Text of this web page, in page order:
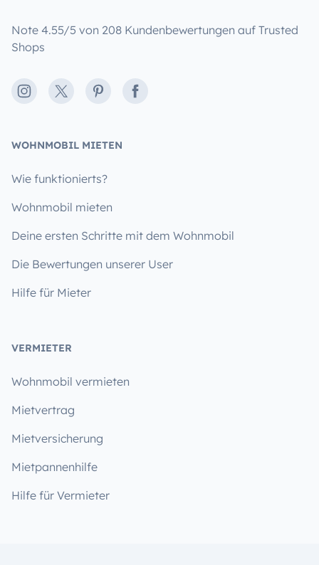
Note 4.55/5 von 208 Kundenbewertungen auf Trusted
Shops
Instagram
X PinterestFacebook
WOHNMOBIL MIETEN
Wie funktionierts?
Wohnmobil mieten
Deine ersten Schritte mit dem Wohnmobil
Die Bewertungen unserer User
Hilfe für Mieter
VERMIETER
Wohnmobil vermieten
Mietvertrag
Mietversicherung
Mietpannenhilfe
Hilfe für Vermieter